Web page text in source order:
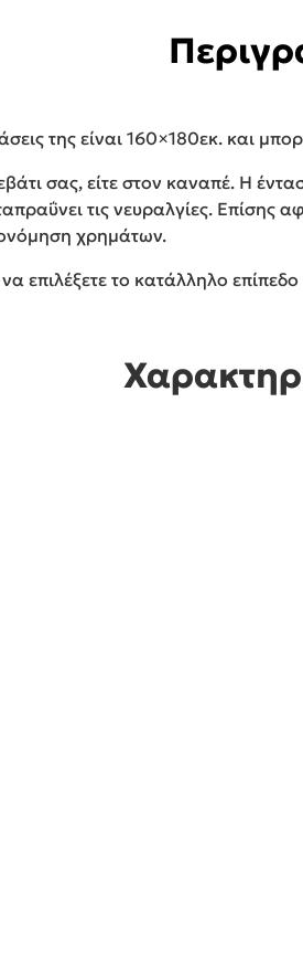
της είναι 160×180εκ. και
σας, είτε στον καναπέ. Η
τις νευραλγίες. Επίσης
χρημάτων.
επιλέξετε το κατάλληλο